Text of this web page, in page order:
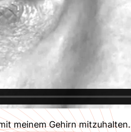
meinem Gehirn mitzuhalten.